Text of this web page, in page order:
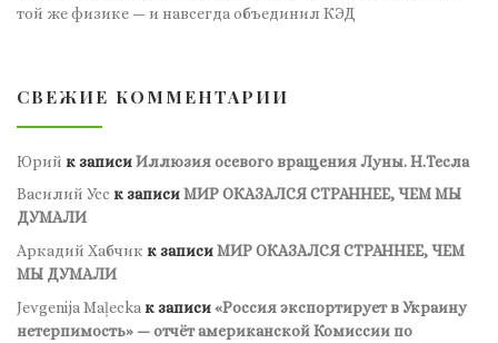
той же физике — и навсегда объединил КЭД
СВЕЖИЕ КОММЕНТАРИИ
Юрий к записиИллюзия осевого вращения Луны. Н.Тесла
Василий Усс к записиМИР ОКАЗАЛСЯ СТРАННЕЕ, ЧЕМ МЫ
ДУМАЛИ
Аркадий Хабчик к записиМИР ОКАЗАЛСЯ СТРАННЕЕ, ЧЕМ
МЫ ДУМАЛИ
Jevgenija Maļecka к записи«Россия экспортирует в Украину
нетерпимость» — отчёт американской Комиссии по